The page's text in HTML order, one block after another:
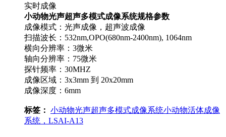
实时成像
小动物光声超声多模式成像系统规格参数
成像模式：光声成像，超声波成像
扫描波长：532nm,OPO(680nm-2400nm), 1064nm
横向分辨率：3微米
轴向分辨率：75微米
探针频率：30MHZ
成像区域：3x3mm 到 20x20mm
成像深度：6mm
标签： 小动物光声超声多模式成像系统小动物活体成像
系统，LSAI-A13